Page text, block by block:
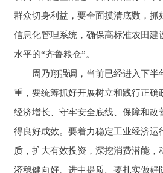
群众切身利益，要全面摸清底数，抓
信息化管理系统，确保高标准农田建
水平的“齐鲁粮仓”。
周乃翔强调，当前已经进入下半
重，要统筹抓好开展树立和践行正确
经济增长、守牢安全底线、保障和改
得良好成效。要着力稳定工业经济运
质，扩大有效投资，深挖消费潜能，
济稳健向好、进中提质。要扎实做好